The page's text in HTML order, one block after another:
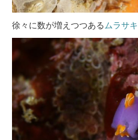
徐々に数が増えつつあるムラサ